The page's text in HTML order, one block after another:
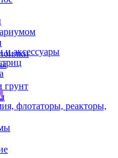
грунт
аксессуары
флотаторы, реакторы,